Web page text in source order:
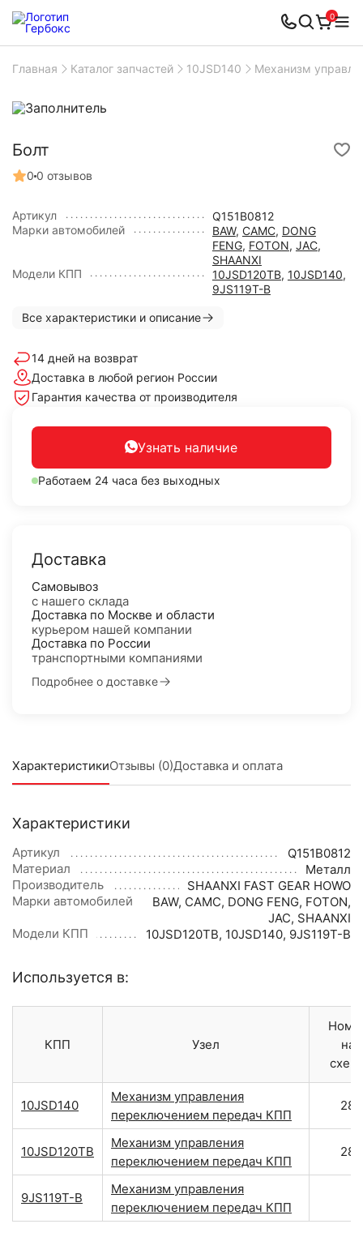
0
Главная Каталог запчастей 10JSD140 Механизм
Болт
0 0 отзывов
Артикул
Q151B0812
Марки автомобилей
BAW, CAMC, DONG
FENG, FOTON, JAC,
SHAANXI
Модели КПП
10JSD120TB, 10JSD140,
9JS119T-B
Все характеристики и описание
14 дней на возврат
Доставка в любой регион России
Гарантия качества от производителя
Узнать наличие
Работаем 24 часа без выходных
Доставка
Самовывоз
с нашего склада
Доставка по Москве и области
курьером нашей компании
Доставка по России
транспортными компаниями
Подробнее о доставке
ХарактеристикиОтзывы (0)Доставка и оплата
Характеристики
Артикул
Q151B0812
Материал
Металл
Производитель
SHAANXI FAST GEAR HOWO
Марки автомобилей
BAW, CAMC, DONG FENG, FOTON,
JAC, SHAANXI
Модели КПП
10JSD120TB, 10JSD140, 9JS119T-B
Используется в:
КПП Узел
на
10JSD140
Механизм управления
переключением передач КПП
28
10JSD120TB
Механизм управления
переключением передач КПП
28
9JS119T-B
Механизм управления
переключением передач КПП